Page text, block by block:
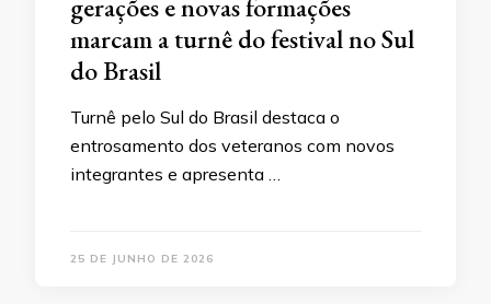
gerações e novas formações
marcam a turnê do festival no Sul
do Brasil
Turnê pelo Sul do Brasil destaca o
entrosamento dos veteranos com novos
integrantes e apresenta …
25 DE JUNHO DE 2026